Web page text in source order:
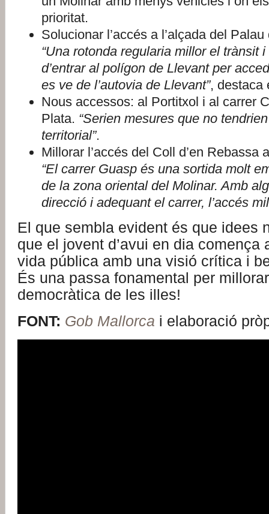
prioritat.
Solucionar l’accés a l’alçada del
“Una rotonda regularia millor el trànsit
d’entrar al polígon de Llevant per
es ve de l’autovia de Llevant”, destaca
Nous accessos: al Portitxol i al carrer
Plata. “Serien mesures que no
territorial”.
Millorar l’accés del Coll d’en Rebassa
“El carrer Guasp és una sortida molt
de la zona oriental del Molinar. Amb
direcció i adequant el carrer, l’accés
El que sembla evident és que idees
que el jovent d’avui en dia comença
vida pública amb una visió crítica i
És una passa fonamental per
democràtica de les illes!
FONT: Gob Mallorca i elaboració